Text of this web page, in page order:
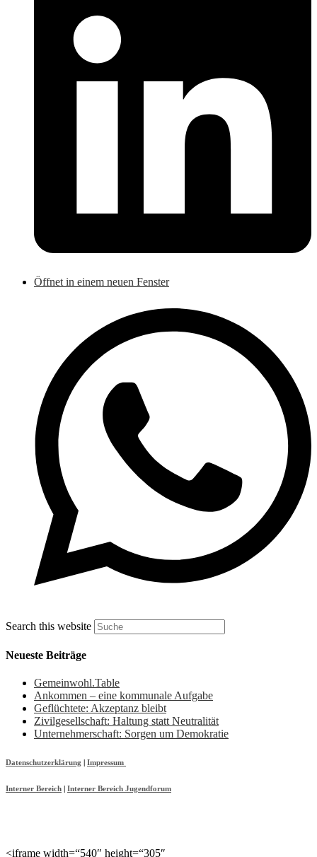
Öffnet in einem neuen Fenster
Search this website
Neueste Beiträge
Gemeinwohl.Table
Ankommen – eine kommunale Aufgabe
Geflüchtete: Akzeptanz bleibt
Zivilgesellschaft: Haltung statt Neutralität
Unternehmerschaft: Sorgen um Demokratie
Datenschutzerklärung Impressum
Interner Bereich Interner Bereich Jugendforum
<iframe width=“540″ height=“305″